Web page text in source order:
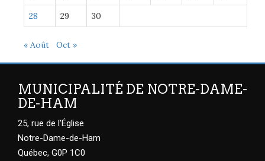
28 29 30
« Août Oct »
MUNICIPALITÉ DE NOTRE-DAME-
DE-HAM
25, rue de l'Église
Notre-Dame-de-Ham
Québec, G0P 1C0